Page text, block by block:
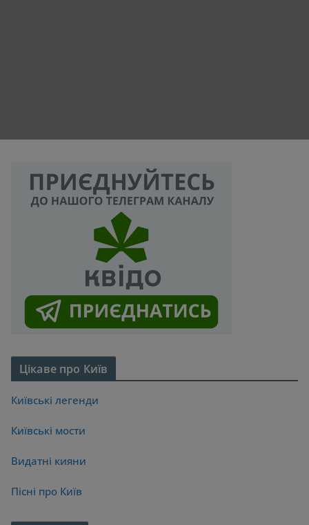
Цікаве про Київ
Київські легенди
Київські мости
Видатні кияни
Пісні про Київ